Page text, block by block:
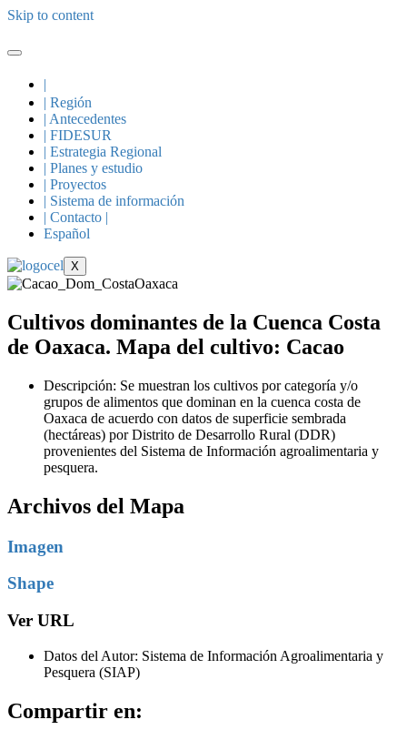
Skip to content
|
| Región
| Antecedentes
| FIDESUR
| Estrategia Regional
| Planes y estudio
| Proyectos
| Sistema de información
| Contacto |
Español
X
Cultivos dominantes de la Cuenca Costa
de Oaxaca. Mapa del cultivo: Cacao
Descripción: Se muestran los cultivos por categoría y/o
grupos de alimentos que dominan en la cuenca costa de
Oaxaca de acuerdo con datos de superficie sembrada
(hectáreas) por Distrito de Desarrollo Rural (DDR)
provenientes del Sistema de Información agroalimentaria y
pesquera.
Archivos del Mapa
Imagen
Shape
Ver URL
Datos del Autor: Sistema de Información Agroalimentaria y
Pesquera (SIAP)
Compartir en: